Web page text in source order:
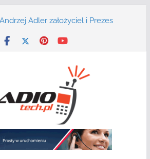
Adler założyciel i Prezes
– największy polski producent
„Bezpieczeństwo,
i interoperacyjność
teleinformatycznych”
Solutions oferuje agencjom
publicznego usługę
opartą na chmurze
radiotelefon MOTOTRBO R7 od
Solutions